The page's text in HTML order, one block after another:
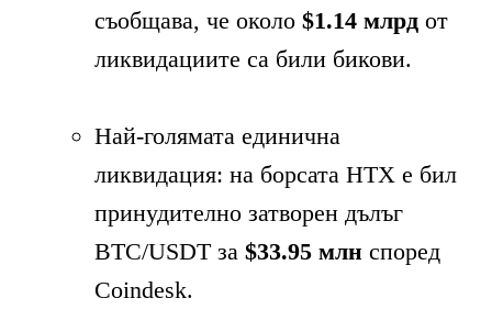
съобщава, че около$1.14 млрд от
ликвидациите са били бикови.
Най-голямата единична
ликвидация: на борсата HTX е бил
принудително затворен дълъг
BTC/USDT за$33.95 млн според
Coindesk.